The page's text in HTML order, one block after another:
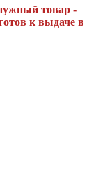
товар -
к выдаче в